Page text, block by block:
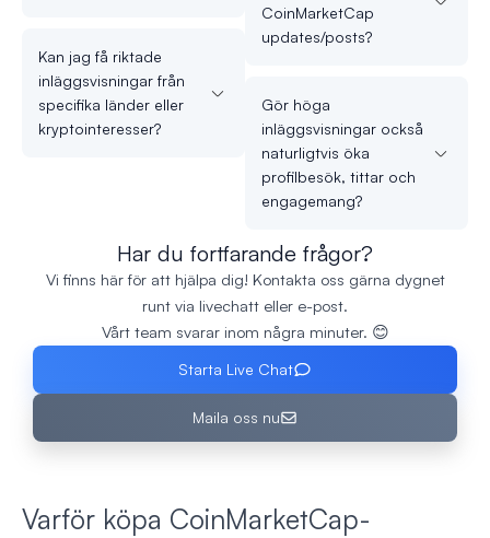
Kan jag få riktade
inläggsvisningar från
specifika länder eller
kryptointeresser?
CoinMarketCap
updates/posts?
Gör höga
inläggsvisningar också
naturligtvis öka
profilbesök, tittar och
engagemang?
Har du fortfarande frågor?
Vi finns här för att hjälpa dig! Kontakta oss gärna dygnet
runt via livechatt eller e-post.
Vårt team svarar inom några minuter. 😊
Starta Live Chat
Maila oss nu
Varför köpa CoinMarketCap-